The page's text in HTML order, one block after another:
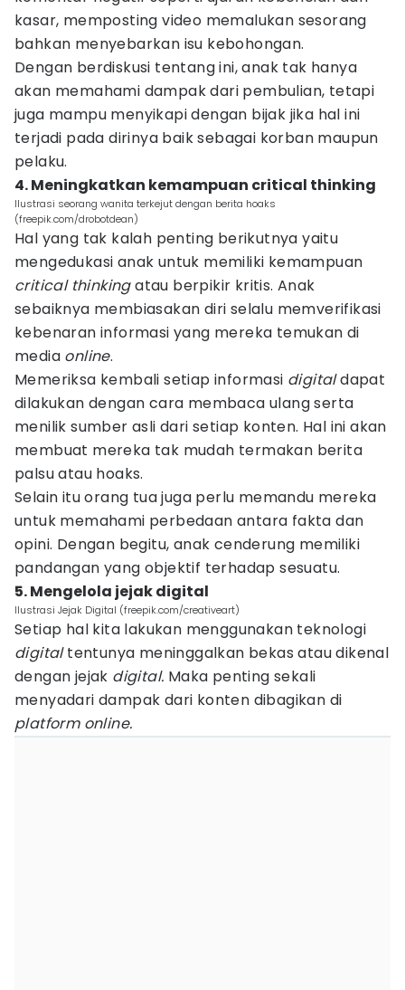
kasar, memposting video memalukan sesorang
bahkan menyebarkan isu kebohongan.
Dengan berdiskusi tentang ini, anak tak hanya
akan memahami dampak dari pembulian, tetapi
juga mampu menyikapi dengan bijak jika hal ini
terjadi pada dirinya baik sebagai korban maupun
pelaku.
4. Meningkatkan kemampuan critical thinking
Ilustrasi seorang wanita terkejut dengan berita hoaks
(freepik.com/drobotdean)
Hal yang tak kalah penting berikutnya yaitu
mengedukasi anak untuk memiliki kemampuan
critical thinkingatau berpikir kritis. Anak
sebaiknya membiasakan diri selalu memverifikasi
kebenaran informasi yang mereka temukan di
media online.
Memeriksa kembali setiap informasi digitaldapat
dilakukan dengan cara membaca ulang serta
menilik sumber asli dari setiap konten. Hal ini akan
membuat mereka tak mudah termakan berita
palsu atau hoaks.
Selain itu orang tua juga perlu memandu mereka
untuk memahami perbedaan antara fakta dan
opini. Dengan begitu, anak cenderung memiliki
pandangan yang objektif terhadap sesuatu.
5. Mengelola jejak digital
Ilustrasi Jejak Digital (freepik.com/creativeart)
Setiap hal kita lakukan menggunakan teknologi
digitaltentunya meninggalkan bekas atau dikenal
dengan jejak digital. Maka penting sekali
menyadari dampak dari konten dibagikan di
platform online.